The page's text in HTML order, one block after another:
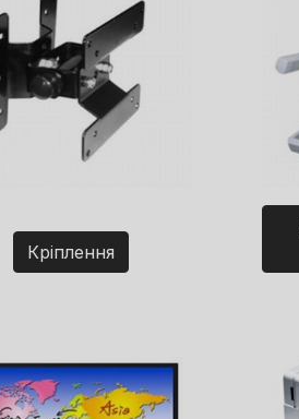
Кріплення